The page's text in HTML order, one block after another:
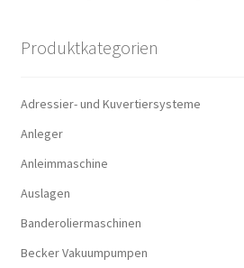
Produktkategorien
Adressier- und Kuvertiersysteme
Anleger
Anleimmaschine
Auslagen
Banderoliermaschinen
Becker Vakuumpumpen